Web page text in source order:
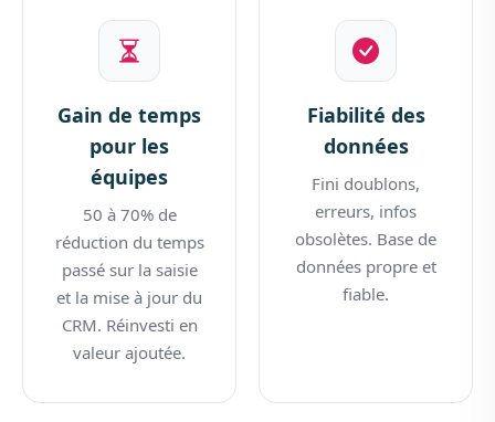
Gain de temps
pour les
équipes
50 à 70% de
réduction du temps
passé sur la saisie
et la mise à jour du
CRM. Réinvesti en
valeur ajoutée.
Fiabilité des
données
Fini doublons,
erreurs, infos
obsolètes. Base de
données propre et
fiable.